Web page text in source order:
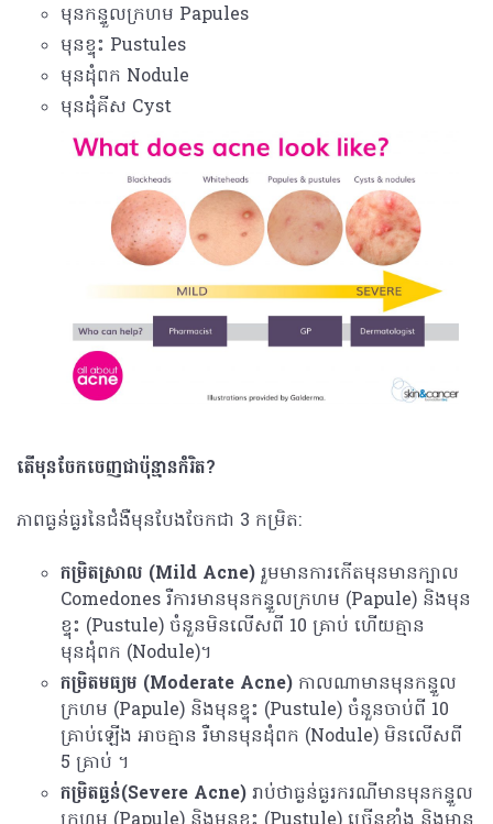
មុនកន្ទួលក្រហម​ Papules
មុនខ្ទុះ Pustules
មុនដុំពក Nodule
មុនដុំគីស Cyst
តើមុនចែកចេញជាប៉ុន្មានកំរិត?
ភាពធ្ងន់ធ្ងរនៃជំងឺមុន​បែងចែកជា 3 កម្រិត:
កម្រិតស្រាល​ (Mild Acne) រួមមានការកើតមុនមានក្បាល​
Comedones រឺការមានមុនកន្ទួលក្រហម (Papule) ​និងមុន
ខ្ទុះ (Pustule) ចំនួនមិនលើសពី 10 គ្រាប់ ហើយគ្មាន
មុនដុំពក (Nodule)។
កម្រិតមធ្យម (Moderate Acne) កាលណាមានមុនកន្ទួល
ក្រហម (Papule) ​និងមុនខ្ទុះ (Pustule) ចំនួនចាប់ពី 10
គ្រាប់ឡើង អាចគ្មាន រឺមានមុនដុំពក (Nodule) មិនលើសពី
5 គ្រាប់ ។
កម្រិតធ្ងន់(Severe Acne​) រាប់ថាធ្ងន់ធ្ងរករណីមានមុនកន្ទួល